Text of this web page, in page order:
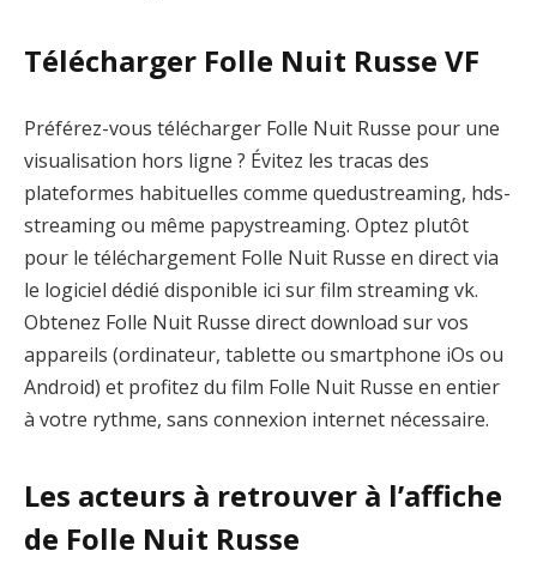
Télécharger Folle Nuit Russe VF
Préférez-vous télécharger Folle Nuit Russe pour une
visualisation hors ligne ? Évitez les tracas des
plateformes habituelles comme quedustreaming, hds-
streaming ou même papystreaming. Optez plutôt
pour le téléchargement Folle Nuit Russe en direct via
le logiciel dédié disponible ici sur film streaming vk.
Obtenez Folle Nuit Russe direct download sur vos
appareils (ordinateur, tablette ou smartphone iOs ou
Android) et profitez du film Folle Nuit Russe en entier
à votre rythme, sans connexion internet nécessaire.
Les acteurs à retrouver à l’affiche
de Folle Nuit Russe